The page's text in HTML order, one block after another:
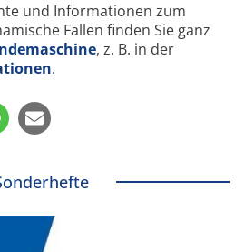
und Informationen zum
Fallen finden Sie ganz
, z. B. in der
.